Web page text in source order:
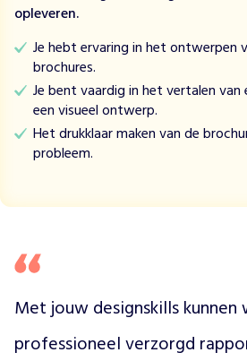
n
d
d
o
o
w
e
o
r
t
e
opleveren.
Je hebt ervaring in het ontwerpen
brochures.
Je bent vaardig in het vertalen van
een visueel ontwerp.
Het drukklaar maken van de
probleem.
Met jouw designskills kunnen
professioneel verzorgd